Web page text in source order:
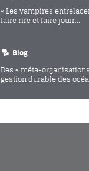
« Les vampires
faire rire et faire jouir...
Blog
Des « méta-
gestion durable des